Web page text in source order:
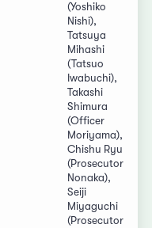
(Yoshiko
Nishi),
Tatsuya
Mihashi
(Tatsuo
Iwabuchi),
Takashi
Shimura
(Officer
Moriyama),
Chishu Ryu
(Prosecutor
Nonaka),
Seiji
Miyaguchi
(Prosecutor